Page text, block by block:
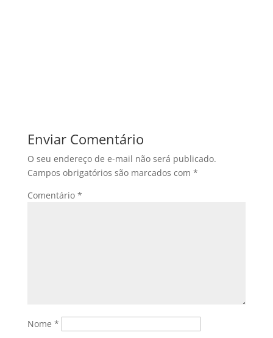
Enviar Comentário
O seu endereço de e-mail não será publicado.
Campos obrigatórios são marcados com *
Comentário *
Nome *